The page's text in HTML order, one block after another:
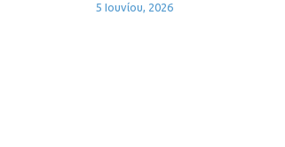
5 Ιουνίου, 2026